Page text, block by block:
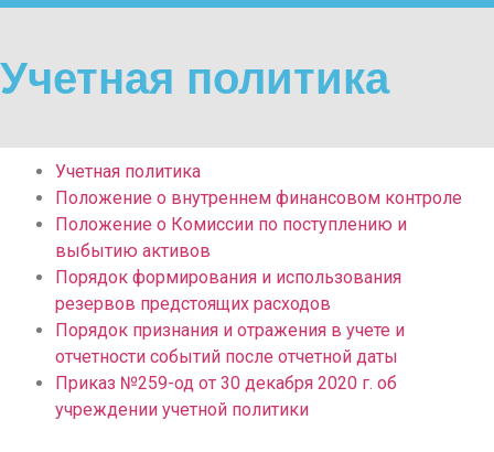
Учетная политика
Учетная политика
Положение о внутреннем финансовом контроле
Положение о Комиссии по поступлению и
выбытию активов
Порядок формирования и использования
резервов предстоящих расходов
Порядок признания и отражения в учете и
отчетности событий после отчетной даты
Приказ №259-од от 30 декабря 2020 г. об
учреждении учетной политики